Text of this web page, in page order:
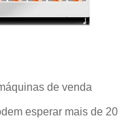
de venda
esperar mais de 20